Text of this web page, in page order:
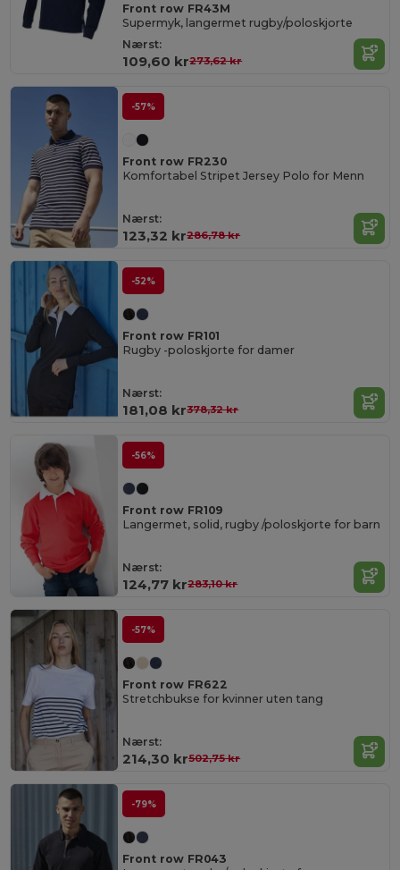
Front row FR43M
Supermyk, langermet rugby/poloskjorte
Nærst:
109,60 kr273,62 kr
-57%
Front row FR230
Komfortabel Stripet Jersey Polo for Menn
Nærst:
123,32 kr286,78 kr
-52%
Front row FR101
Rugby -poloskjorte for damer
Nærst:
181,08 kr378,32 kr
-56%
Front row FR109
Langermet, solid, rugby /poloskjorte for barn
Nærst:
124,77 kr283,10 kr
-57%
Front row FR622
Stretchbukse for kvinner uten tang
Nærst:
214,30 kr502,75 kr
-79%
Front row FR043